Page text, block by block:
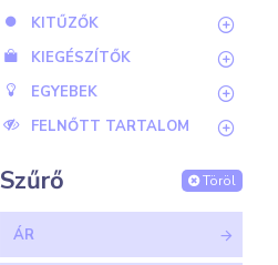
KITŰZŐK
KIEGÉSZÍTŐK
EGYEBEK
FELNŐTT TARTALOM
Szűrő Töröl
ÁR